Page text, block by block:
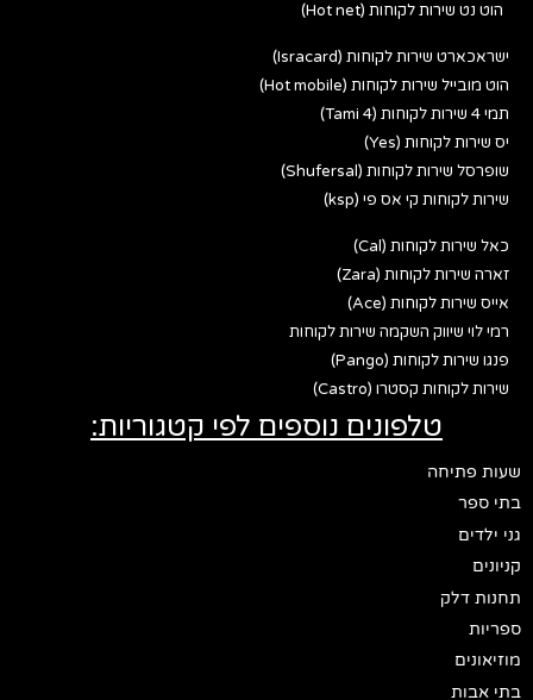
הוט נט שירות לקוחות (Hot net)
ישראכארט שירות לקוחות (Isracard)
הוט מובייל שירות לקוחות (Hot mobile)
תמי 4 שירות לקוחות (Tami 4)
יס שירות לקוחות (Yes)
שופרסל שירות לקוחות (Shufersal)
שירות לקוחות קי אס פי (ksp)
כאל שירות לקוחות (Cal)
זארה שירות לקוחות (Zara)
אייס שירות לקוחות (Ace)
רמי לוי שיווק השקמה שירות לקוחות
פנגו שירות לקוחות (Pango)
שירות לקוחות קסטרו (Castro)
טלפונים נוספים לפי קטגוריות:
שעות פתיחה
בתי ספר
גני ילדים
קניונים
תחנות דלק
ספריות
מוזיאונים
בתי אבות